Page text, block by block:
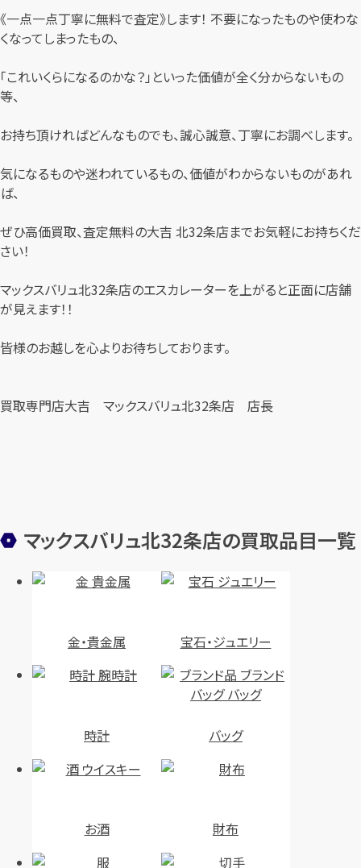
《一点一点丁寧に無料で査定》します！ 不要になったものや使わな
くなってしまったもの、
「これいくらになるのかな？」といった価値が全く分からないもの
等、
お持ち頂ければどんなものでも、誠心誠意、丁寧にお調べします。
気になるものや迷われているもの、価値がわからないものがあれ
ば、
ぜひ高価買取、査定無料の大吉 北32条店までお気軽にお持ちくだ
さい！
マックスバリュ北32条店のエスカレーターを上がると正面に店舗
が見えます！！
皆様のお越しを心よりお待ちしております。
買取専門店大吉 マックスバリュ北32条店 店長
マックスバリュ北32条店の買取品目一覧
金・貴金属 宝石・ジュエリー
時計 バッグ
お酒 財布